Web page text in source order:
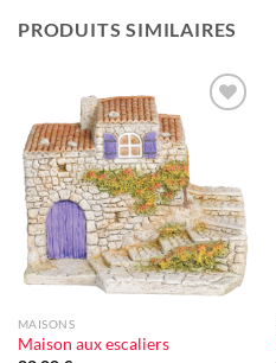
PRODUITS SIMILAIRES
MAISONS
Maison aux escaliers